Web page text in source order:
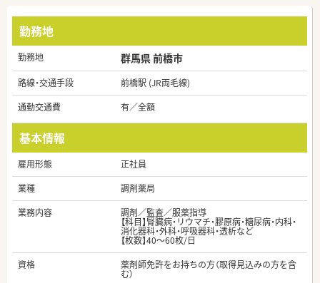
勤務地
勤務地 群馬県 前橋市
路線・交通手段
前橋駅 (JR両毛線)
通勤交通費
有／全額
基本情報
雇用形態
正社員
業種
調剤薬局
業務内容
調剤／監査／服薬指導
【科目】腎臓病・リウマチ・膠原病・糖尿病・内科・
消化器科・外科・呼吸器科・透析など
【枚数】40～60枚/日
資格
薬剤師免許をお持ちの方（取得見込みの方を含
む）